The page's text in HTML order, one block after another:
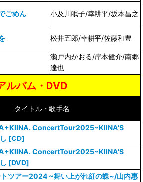
ごめん 小及川眠子/幸耕平/坂本昌之
松井五郎/幸耕平/佐藤和豊
瀬戸内かおる/岸本健介/南郷
達也
ルバム・DVD
タイトル・歌手名
ConcertTour2025~KIINA'S
[CD]
ConcertTour2025~KIINA'S
[DVD]
トツアー2024 ~舞い上がれ紅の蝶~/山内惠